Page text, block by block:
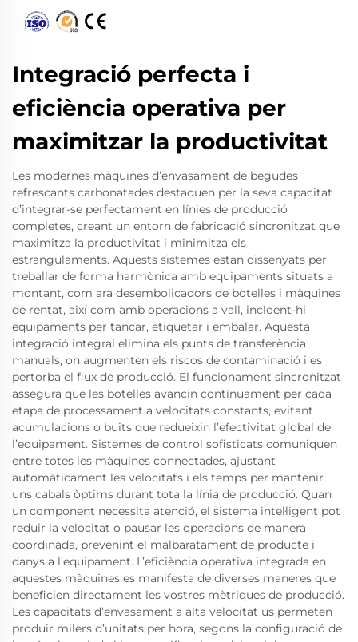
Integració perfecta i
eficiència operativa per
maximitzar la productivitat
Les modernes màquines d’envasament de begudes
refrescants carbonatades destaquen per la seva capacitat
d’integrar-se perfectament en línies de producció
completes, creant un entorn de fabricació sincronitzat que
maximitza la productivitat i minimitza els
estrangulaments. Aquests sistemes estan dissenyats per
treballar de forma harmònica amb equipaments situats a
montant, com ara desembolicadors de botelles i màquines
de rentat, així com amb operacions a vall, incloent-hi
equipaments per tancar, etiquetar i embalar. Aquesta
integració integral elimina els punts de transferència
manuals, on augmenten els riscos de contaminació i es
pertorba el flux de producció. El funcionament sincronitzat
assegura que les botelles avancin contínuament per cada
etapa de processament a velocitats constants, evitant
acumulacions o buits que redueixin l’efectivitat global de
l’equipament. Sistemes de control sofisticats comuniquen
entre totes les màquines connectades, ajustant
automàticament les velocitats i els temps per mantenir
uns cabals òptims durant tota la línia de producció. Quan
un component necessita atenció, el sistema intel·ligent pot
reduir la velocitat o pausar les operacions de manera
coordinada, prevenint el malbaratament de producte i
danys a l’equipament. L’eficiència operativa integrada en
aquestes màquines es manifesta de diverses maneres que
beneficien directament les vostres mètriques de producció.
Les capacitats d’envasament a alta velocitat us permeten
produir milers d’unitats per hora, segons la configuració de